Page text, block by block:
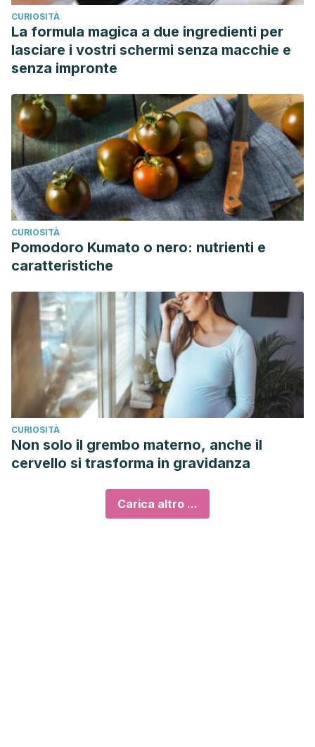
CURIOSITÀ
La formula magica a due ingredienti per
lasciare i vostri schermi senza macchie e
senza impronte
CURIOSITÀ
Pomodoro Kumato o nero: nutrienti e
caratteristiche
CURIOSITÀ
Non solo il grembo materno, anche il
cervello si trasforma in gravidanza
Carica altro ...